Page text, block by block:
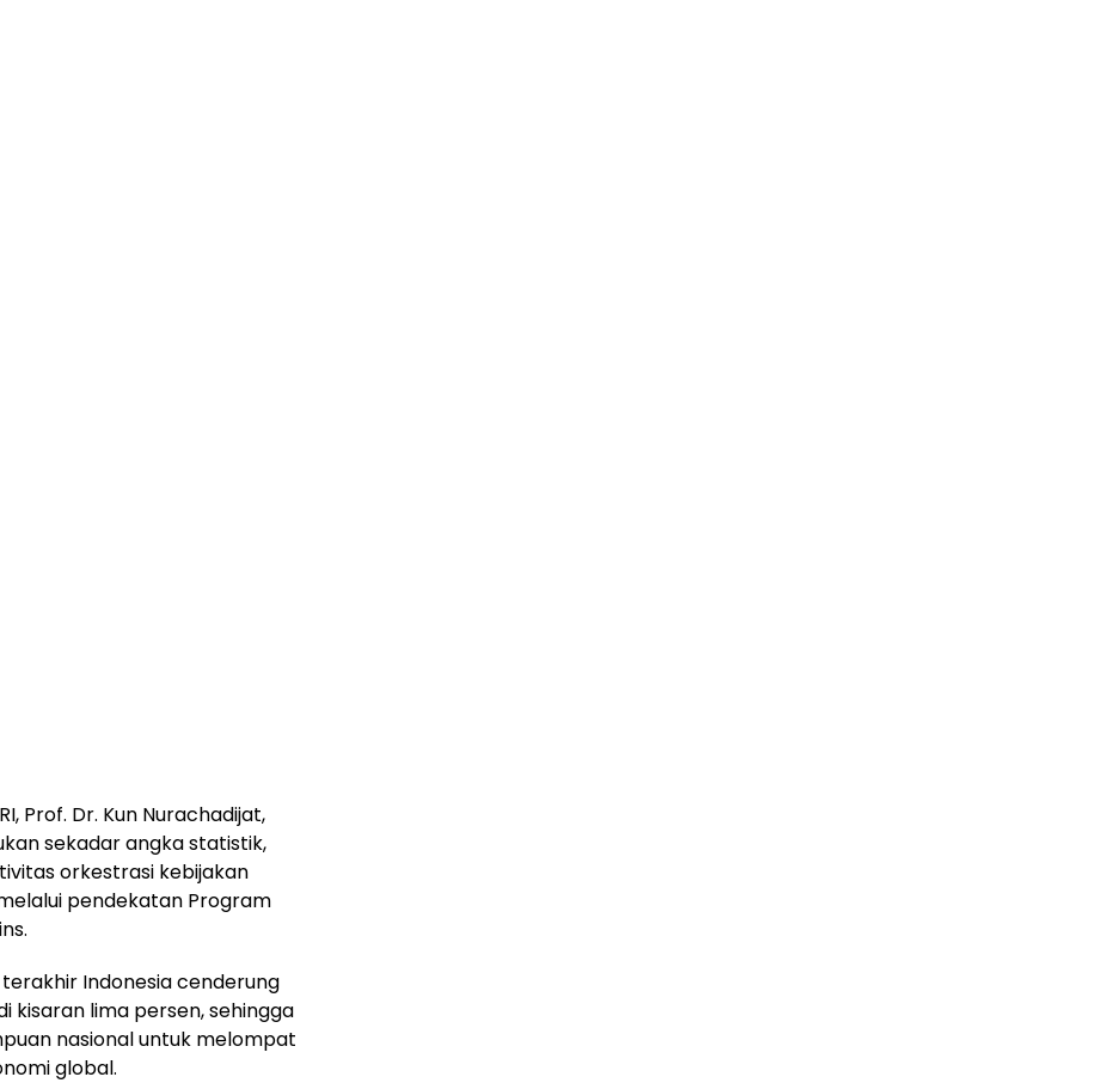
Prof. Dr. Kun Nurachadijat,
sekadar angka statistik,
orkestrasi kebijakan
pendekatan Program
Indonesia cenderung
kisaran lima persen, sehingga
nasional untuk melompat
global.